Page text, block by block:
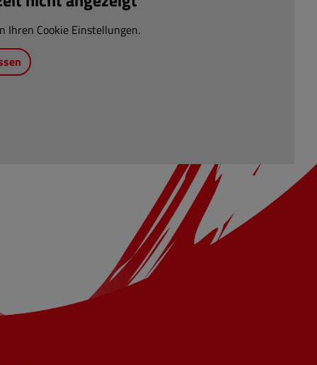
Cookie Einstellungen.